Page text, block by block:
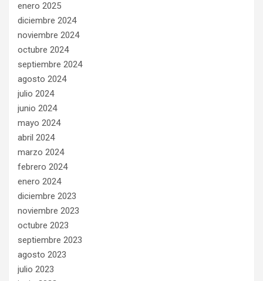
enero 2025
diciembre 2024
noviembre 2024
octubre 2024
septiembre 2024
agosto 2024
julio 2024
junio 2024
mayo 2024
abril 2024
marzo 2024
febrero 2024
enero 2024
diciembre 2023
noviembre 2023
octubre 2023
septiembre 2023
agosto 2023
julio 2023